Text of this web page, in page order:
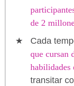
de 2
Cada
que cursan
habilidades
transitar